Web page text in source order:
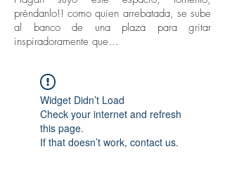
préndanlo!! como quien arrebatada, se sube
al banco de una plaza para gritar
inspiradoramente que...
Widget Didn’t Load
Check your internet and refresh
this page.
If that doesn’t work, contact us.